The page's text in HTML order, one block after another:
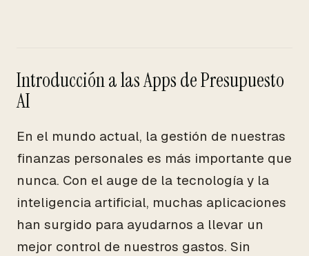
Introducción a las Apps de Presupuesto
AI
En el mundo actual, la gestión de nuestras
finanzas personales es más importante que
nunca. Con el auge de la tecnología y la
inteligencia artificial, muchas aplicaciones
han surgido para ayudarnos a llevar un
mejor control de nuestros gastos. Sin